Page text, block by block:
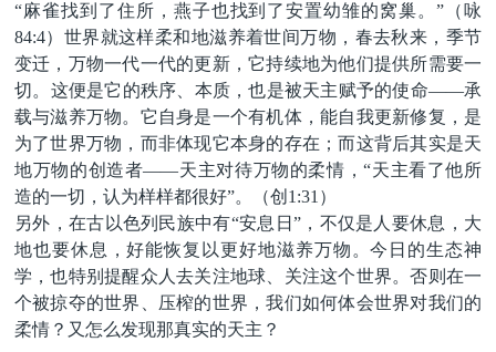
“麻雀找到了住所，燕子也找到了安置幼雏的窝巢。”（咏
84:4）世界就这样柔和地滋养着世间万物，春去秋来，季节
变迁，万物一代一代的更新，它持续地为他们提供所需要一
切。这便是它的秩序、本质，也是被天主赋予的使命——承
载与滋养万物。它自身是一个有机体，能自我更新修复，是
为了世界万物，而非体现它本身的存在；而这背后其实是天
地万物的创造者——天主对待万物的柔情，“天主看了他所
造的一切，认为样样都很好”。（创1:31）
另外，在古以色列民族中有“安息日”，不仅是人要休息，大
地也要休息，好能恢复以更好地滋养万物。今日的生态神
学，也特别提醒众人去关注地球、关注这个世界。否则在一
个被掠夺的世界、压榨的世界，我们如何体会世界对我们的
柔情？又怎么发现那真实的天主？